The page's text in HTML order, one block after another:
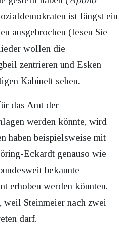
ist längst ein
ausgebrochen (lesen Sie
wollen die
zentrieren und Esken
Kabinett sehen.
das Amt der
werden könnte, wird
haben beispielsweise mit
Eckardt genauso wie
bekannte
erhoben werden könnten.
Steinmeier nach zwei
darf.